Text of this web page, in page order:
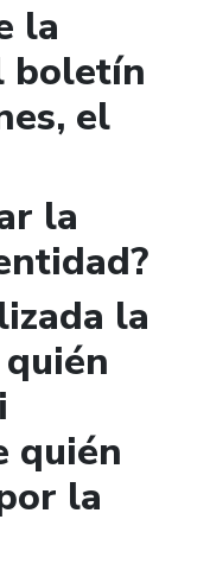
la
boletín
el
la
la
quién
la